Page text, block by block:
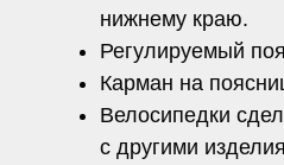
нижнему краю.
Регулируемый
Карман на
Велосипедки
с другими